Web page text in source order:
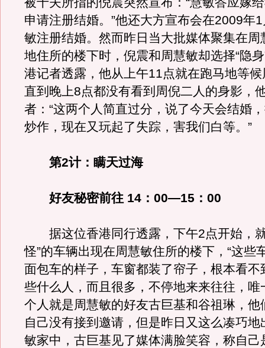
申请注册结婚。”他还大方宣布会在2009年
敏注册结婚。然而昨日当大批媒体聚集在周
地住所的楼下时，倪震和周慧敏却选择“隐
港记者透露，他从上午11点就在跑马地等
直到晚上8点都没有看到周倪二人的身影，
者：“这两个人简直过分，说了今天会结婚
炒作，现在又玩起了失踪，害我们白等。”
第2计：瞒天过海
好友秘密前往 14：00—15：00
据这位香港同行透露，下午2点开始，
怪”的车辆出现在周慧敏住所的楼下，“这些
面包车的样子，车窗都装了帘子，根本看不
些什么人，而且很多，不停地来来往往，唯
个人就是周慧敏的好友古巨基和谷祖琳，他
自己没有接到邀请，但是昨日又这么凑巧地
敏家中，古巨基见了媒体满脸笑容，称自己